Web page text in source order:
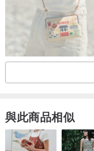
與此商品相似